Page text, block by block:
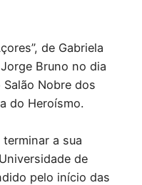
de Gabriela
Bruno no dia
Nobre dos
do Heroísmo.
a sua
de
pelo início das